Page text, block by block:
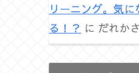
リーニング。気
る！？ に だれか